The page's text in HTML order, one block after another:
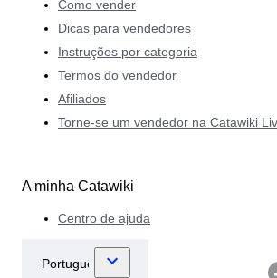
Como vender
Dicas para vendedores
Instruções por categoria
Termos do vendedor
Afiliados
Torne-se um vendedor na Catawiki
A minha Catawiki
Centro de ajuda